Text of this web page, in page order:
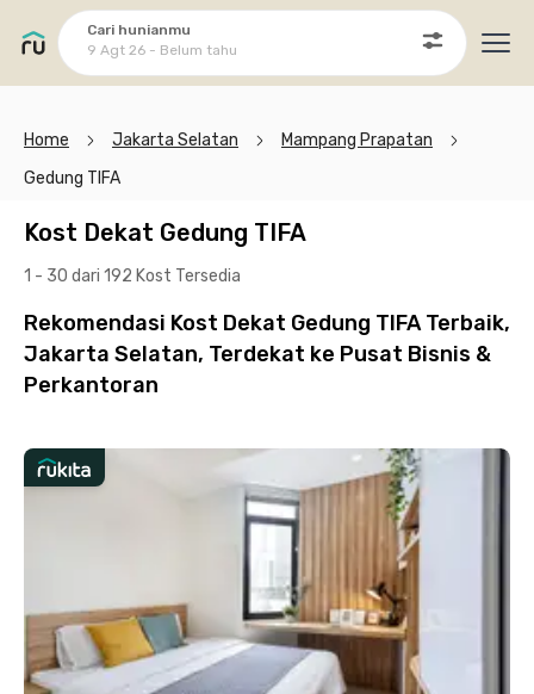
Cari hunianmu
9 Agt 26 - Belum tahu
Home Jakarta Selatan
Mampang Prapatan
Gedung TIFA
Kost Dekat Gedung TIFA
1 - 30 dari 192 Kost Tersedia
Rekomendasi Kost Dekat Gedung TIFA Terbaik,
Jakarta Selatan, Terdekat ke Pusat Bisnis &
Perkantoran